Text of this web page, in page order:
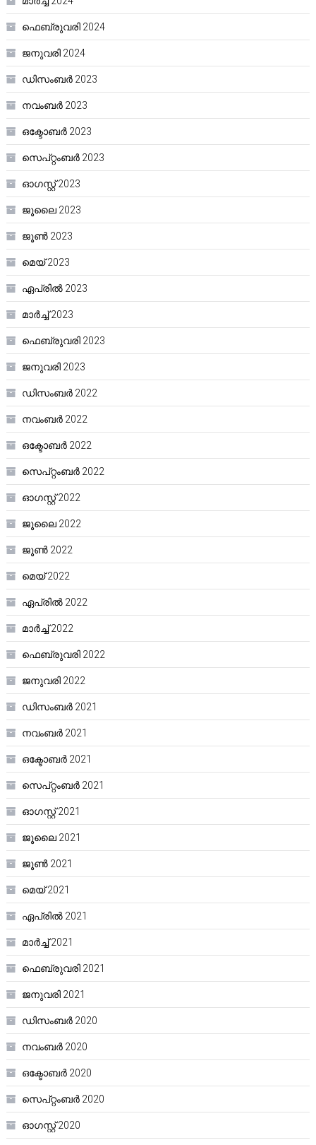
ഫെബ്രുവരി 2024
ജനുവരി 2024
ഡിസംബർ 2023
നവംബർ 2023
ഒക്ടോബർ 2023
സെപ്റ്റംബർ 2023
ഓഗസ്റ്റ്‌ 2023
ജൂലൈ 2023
ജൂൺ 2023
മെയ്‌ 2023
ഏപ്രിൽ 2023
മാർച്ച്‌ 2023
ഫെബ്രുവരി 2023
ജനുവരി 2023
ഡിസംബർ 2022
നവംബർ 2022
ഒക്ടോബർ 2022
സെപ്റ്റംബർ 2022
ഓഗസ്റ്റ്‌ 2022
ജൂലൈ 2022
ജൂൺ 2022
മെയ്‌ 2022
ഏപ്രിൽ 2022
മാർച്ച്‌ 2022
ഫെബ്രുവരി 2022
ജനുവരി 2022
ഡിസംബർ 2021
നവംബർ 2021
ഒക്ടോബർ 2021
സെപ്റ്റംബർ 2021
ഓഗസ്റ്റ്‌ 2021
ജൂലൈ 2021
ജൂൺ 2021
മെയ്‌ 2021
ഏപ്രിൽ 2021
മാർച്ച്‌ 2021
ഫെബ്രുവരി 2021
ജനുവരി 2021
ഡിസംബർ 2020
നവംബർ 2020
ഒക്ടോബർ 2020
സെപ്റ്റംബർ 2020
ഓഗസ്റ്റ്‌ 2020